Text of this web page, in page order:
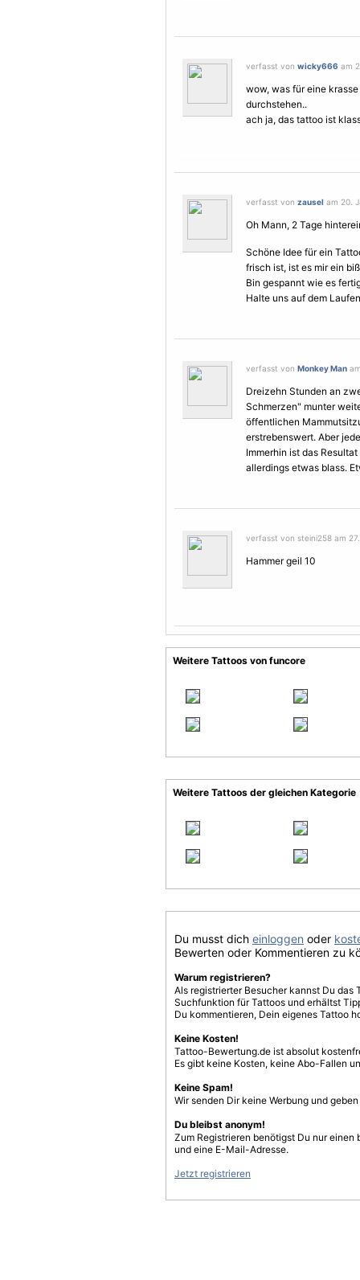
verfasst von wicky666 am
wow, was für eine
durchstehen..
ach ja, das tattoo ist
verfasst von zausel am 20.
Oh Mann, 2 Tage
Schöne Idee für ein
frisch ist, ist es mir ein
Bin gespannt wie es
Halte uns auf dem
verfasst von Monkey Man
Dreizehn Stunden an
Schmerzen" munter
öffentlichen
erstrebenswert. Aber
Immerhin ist das
allerdings etwas blass.
verfasst von steini258 am
Hammer geil 10
Weitere Tattoos von funcore
Weitere Tattoos der gleichen Kategorie
Du musst dich einloggen oder
Bewerten oder Kommentieren zu
Warum registrieren?
Als registrierter Besucher kannst Du
Suchfunktion für Tattoos und erhältst
Du kommentieren, Dein eigenes Tattoo
Keine Kosten!
Tattoo-Bewertung.de ist absolut
Es gibt keine Kosten, keine Abo-Fallen
Keine Spam!
Wir senden Dir keine Werbung und
Du bleibst anonym!
Zum Registrieren benötigst Du nur einen
und eine E-Mail-Adresse.
Jetzt registrieren